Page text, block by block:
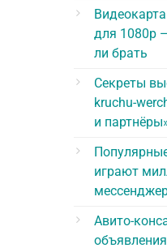
для 1080p
ли брать
Секреты
kruchu-
и
играют
Авито-